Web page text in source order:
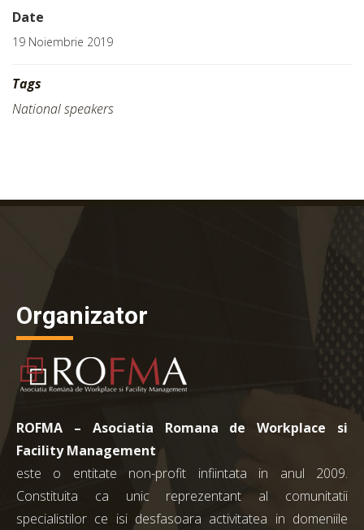
Date
19 Noiembrie 2019
Tags
National speakers
Organizator
ROFMA – Asociatia Romana de Workplace si
Facility Management
este o entitate non-profit infiintata in anul 2009.
Constituita ca unic reprezentant al comunitatii
specialistilor ce isi desfasoara activitatea in domeniile